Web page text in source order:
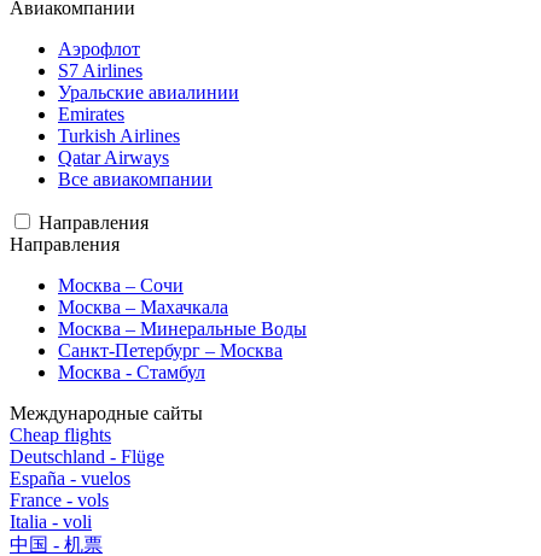
Авиакомпании
Аэрофлот
S7 Airlines
Уральские авиалинии
Emirates
Turkish Airlines
Qatar Airways
Все авиакомпании
Направления
Направления
Москва – Сочи
Москва – Махачкала
Москва – Минеральные Воды
Санкт-Петербург – Москва
Москва - Стамбул
Международные сайты
Cheap flights
Deutschland - Flüge
España - vuelos
France - vols
Italia - voli
中国 - 机票